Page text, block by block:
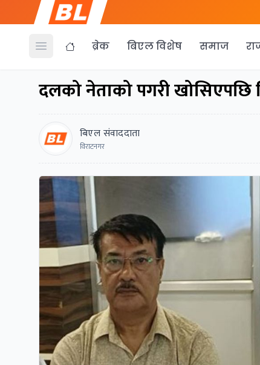
Open menu ब्रेक बिएल विशेष समाज
दलको नेताको पगरी खोसिएपछि
बिएल संवाददाता
विराटनगर